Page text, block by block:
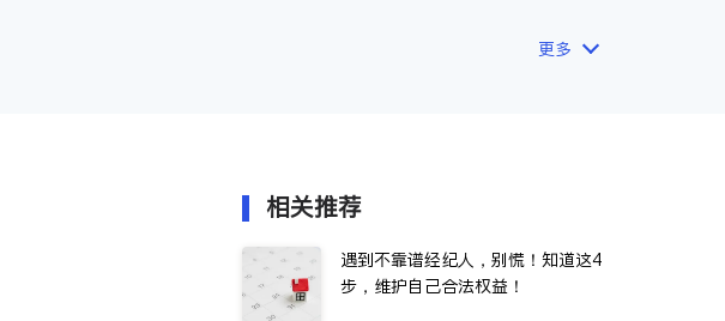
更多
相关推荐
遇到不靠谱经纪人，别慌！知道这4
步，维护自己合法权益！